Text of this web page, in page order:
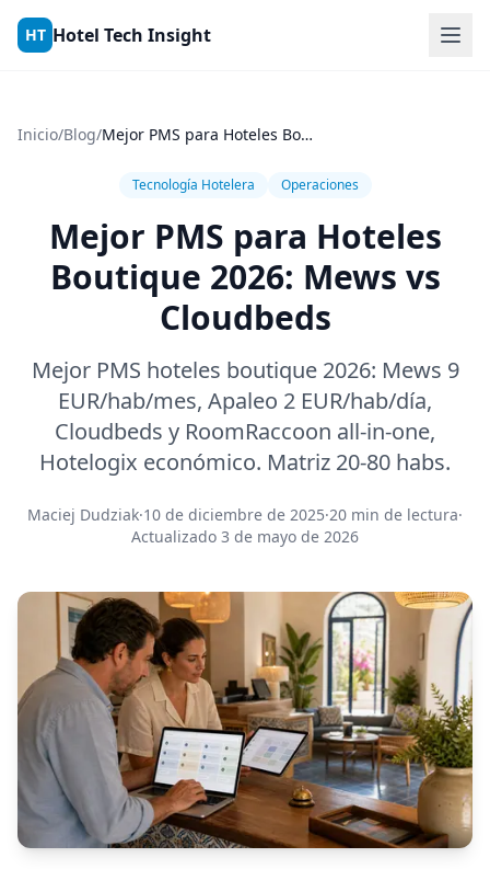
Skip to content
HT Hotel Tech Insight
Inicio/Blog/ Mejor PMS para Hoteles Boutique 2026: Mews vs Cloudbeds
Tecnología Hotelera Operaciones
Mejor PMS para Hoteles
Boutique 2026: Mews vs
Cloudbeds
Mejor PMS hoteles boutique 2026: Mews 9
EUR/hab/mes, Apaleo 2 EUR/hab/día,
Cloudbeds y RoomRaccoon all-in-one,
Hotelogix económico. Matriz 20-80 habs.
Maciej Dudziak·10 de diciembre de 2025·20 min de lectura·
Actualizado 3 de mayo de 2026